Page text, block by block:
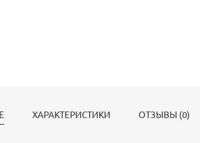
ХАРАКТЕРИСТИКИ ОТЗЫВЫ (0)